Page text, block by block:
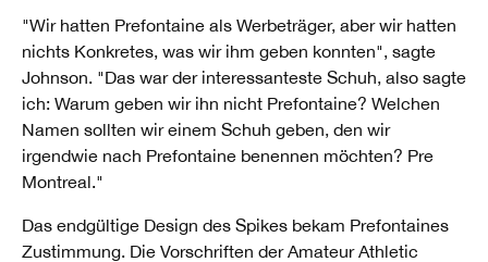
"Wir hatten Prefontaine als Werbeträger, aber wir hatten
nichts Konkretes, was wir ihm geben konnten", sagte
Johnson. "Das war der interessanteste Schuh, also sagte
ich: Warum geben wir ihn nicht Prefontaine? Welchen
Namen sollten wir einem Schuh geben, den wir
irgendwie nach Prefontaine benennen möchten? Pre
Montreal."
Das endgültige Design des Spikes bekam Prefontaines
Zustimmung. Die Vorschriften der Amateur Athletic